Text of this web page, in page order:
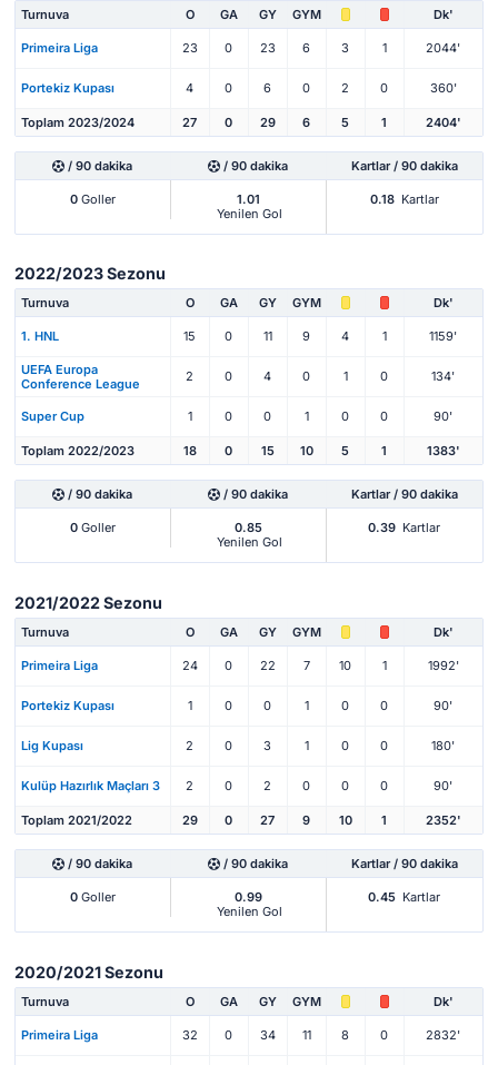
Turnuva O GA GY GYM Dk'
Primeira Liga 23 0 23 6 3 1 2044'
Portekiz Kupası 4 0 6 0 2 0 360'
Toplam 2023/2024 27 0 29 6 5 1 2404'
/ 90 dakika / 90 dakika Kartlar / 90 dakika
0Goller
1.01
Yenilen Gol
0.18 Kartlar
2022/2023 Sezonu
Turnuva O GA GY GYM Dk'
1. HNL 15 0 11 9 4 1 1159'
UEFA Europa
Conference League
2 0 4 0 1 0 134'
Super Cup 1 0 0 1 0 0 90'
Toplam 2022/2023 18 0 15 10 5 1 1383'
/ 90 dakika / 90 dakika Kartlar / 90 dakika
0Goller
0.85
Yenilen Gol
0.39 Kartlar
2021/2022 Sezonu
Turnuva O GA GY GYM Dk'
Primeira Liga 24 0 22 7 10 1 1992'
Portekiz Kupası 1 0 0 1 0 0 90'
Lig Kupası 2 0 3 1 0 0 180'
Kulüp Hazırlık Maçları 3 2 0 2 0 0 0 90'
Toplam 2021/2022 29 0 27 9 10 1 2352'
/ 90 dakika / 90 dakika Kartlar / 90 dakika
0Goller
0.99
Yenilen Gol
0.45 Kartlar
2020/2021 Sezonu
Turnuva O GA GY GYM Dk'
Primeira Liga 32 0 34 11 8 0 2832'